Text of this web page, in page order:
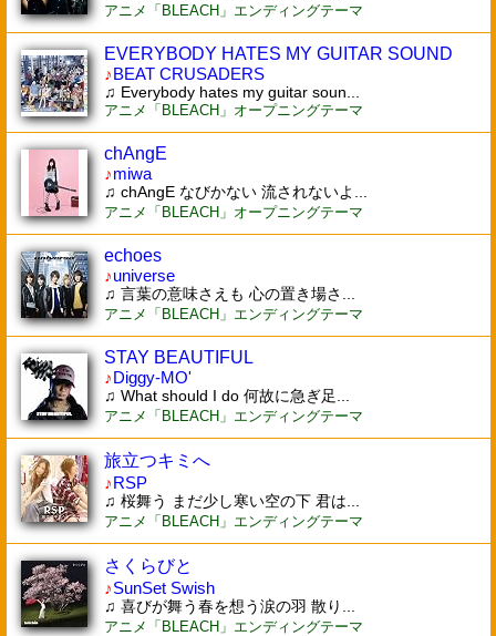
アニメ「BLEACH」エンディングテーマ
EVERYBODY HATES MY GUITAR SOUND
♪BEAT CRUSADERS
♫ Everybody hates my guitar soun...
アニメ「BLEACH」オープニングテーマ
chAngE
♪miwa
♫ chAngE なびかない 流されないよ...
アニメ「BLEACH」オープニングテーマ
echoes
♪universe
♫ 言葉の意味さえも 心の置き場さ...
アニメ「BLEACH」エンディングテーマ
STAY BEAUTIFUL
♪Diggy-MO'
♫ What should I do 何故に急ぎ足...
アニメ「BLEACH」エンディングテーマ
旅立つキミへ
♪RSP
♫ 桜舞う まだ少し寒い空の下 君は...
アニメ「BLEACH」エンディングテーマ
さくらびと
♪SunSet Swish
♫ 喜びが舞う春を想う涙の羽 散り...
アニメ「BLEACH」エンディングテーマ